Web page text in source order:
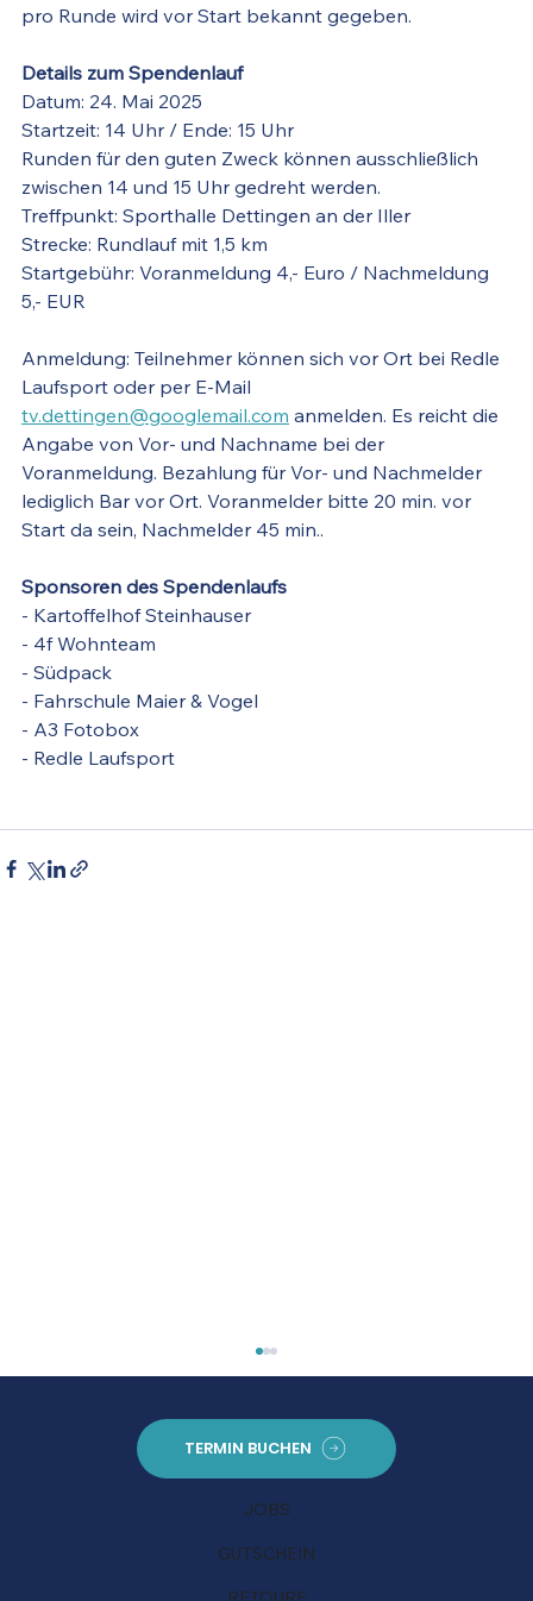
pro Runde wird vor Start bekannt gegeben.
Details zum Spendenlauf
Datum: 24. Mai 2025
Startzeit: 14 Uhr / Ende: 15 Uhr
Runden für den guten Zweck können ausschließlich
zwischen 14 und 15 Uhr gedreht werden.
Treffpunkt: Sporthalle Dettingen an der Iller
Strecke: Rundlauf mit 1,5 km
Startgebühr: Voranmeldung 4,- Euro / Nachmeldung
5,- EUR
Anmeldung: Teilnehmer können sich vor Ort bei Redle
Laufsport oder per E-Mail
tv.dettingen@googlemail.com anmelden. Es reicht die
Angabe von Vor- und Nachname bei der
Voranmeldung. Bezahlung für Vor- und Nachmelder
lediglich Bar vor Ort. Voranmelder bitte 20 min. vor
Start da sein, Nachmelder 45 min..
Sponsoren des Spendenlaufs
- Kartoffelhof Steinhauser
- 4f Wohnteam
- Südpack
- Fahrschule Maier & Vogel
- A3 Fotobox
- Redle Laufsport
TERMIN BUCHEN
JOBS
GUTSCHEIN